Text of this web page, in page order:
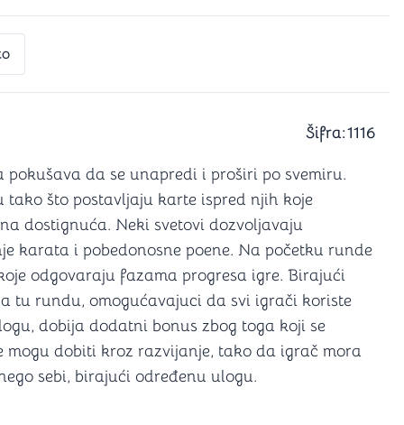
igranje
(za Jamb)
Šifra:1116
da se unapredi i proširi po svemiru.
što postavljaju karte ispred njih koje
dostignuća. Neki svetovi dozvoljavaju
karata i pobedonosne poene. Na početku runde
odgovaraju fazama progresa igre. Birajući
tu rundu, omogućavajuci da svi igrači koriste
dobija dodatni bonus zbog toga koji se
mogu dobiti kroz razvijanje, tako da igrač mora
sebi, birajući određenu ulogu.